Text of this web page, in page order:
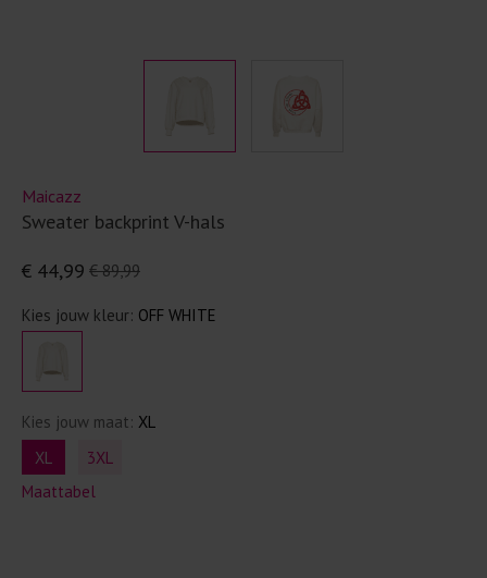
Maicazz
Sweater backprint V-hals
€ 89,99
€ 44,99
Kies jouw kleur: OFF WHITE
Kies jouw maat: XL
XL
3XL
Maattabel